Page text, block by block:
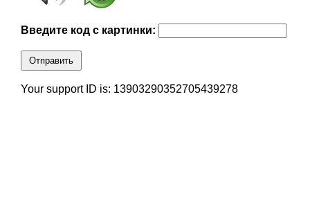
Введите код с картинки:
Отправить
Your support ID is: 13903290352705439278